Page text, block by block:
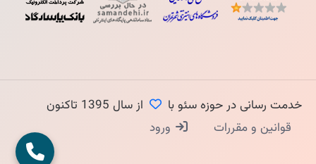
خدمت رسانی در حوزه سئو با
از سال 1395 تاکنون
قوانین و مقررات
ورود